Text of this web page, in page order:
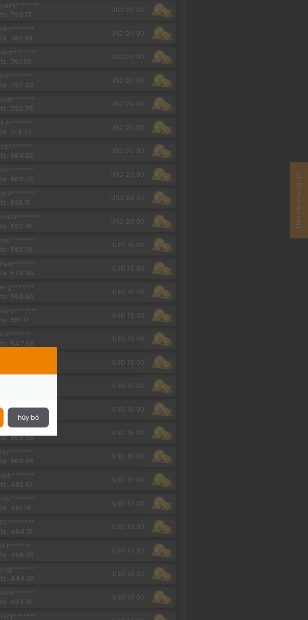
795.17
USD 20.00
787.80
USD 20.00
761.00
USD 20.00
737.99
USD 20.00
720.75
USD 20.00
714.77
USD 20.00
684.02
USD 20.00
660.72
USD 20.00
638.10
USD 20.00
592.35
USD 20.00
583.39
USD 15.00
574.85
USD 15.00
560.60
USD 15.00
551.17
USD 15.00
547.68
USD 15.00
USD 15.00
USD 15.00
Pts: 518.43
USD 15.00
509.55
USD 15.00
506.56
USD 15.00
492.87
USD 10.00
481.78
USD 10.00
464.10
USD 10.00
458.00
USD 10.00
449.25
USD 10.00
434.10
USD 10.00
hủy bỏ
Liên hệ chúng tôi